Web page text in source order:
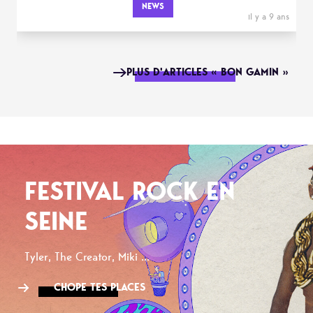
NEWS
il y a 9 ans
PLUS D'ARTICLES « BON GAMIN »
FESTIVAL ROCK EN
SEINE
Tyler, The Creator, Miki ...
CHOPE TES PLACES